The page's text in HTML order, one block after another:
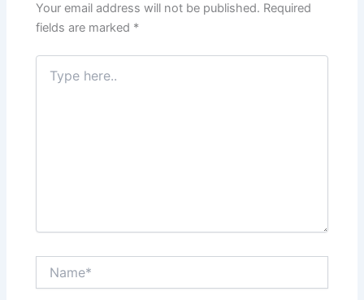
Your email address will not be published. Required
fields are marked *
Type
here..